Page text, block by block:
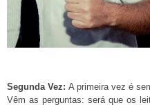
Segunda Vez: A primeira vez é
Vêm as perguntas: será que os